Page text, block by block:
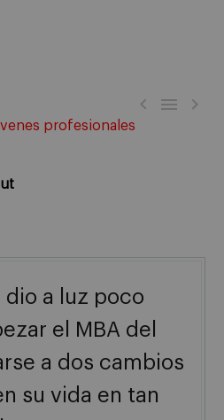
  
profesionales
dio a luz poco
el MBA del
a dos cambios
su vida en tan